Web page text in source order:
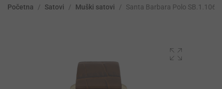
Početna / Satovi / Muški satovi / Santa Barbara Polo